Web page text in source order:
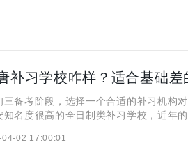
补习学校咋样？适合基础差
三备考阶段，选择一个合适的补习机构
知名度很高的全日制类补习学校，近年
02 17:00:01